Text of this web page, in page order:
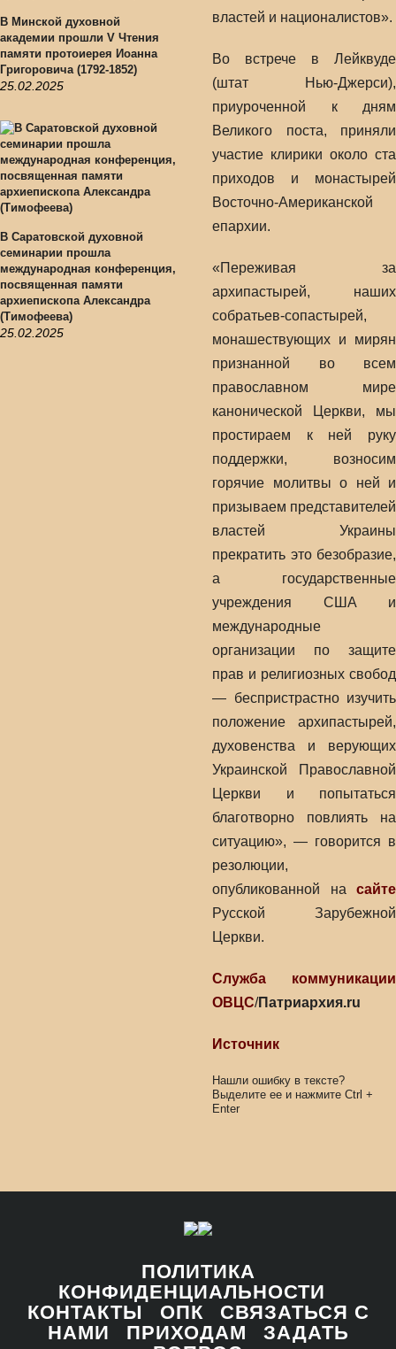
В Минской духовной
академии прошли V Чтения
памяти протоиерея Иоанна
Григоровича (1792-1852)
25.02.2025
В Саратовской духовной
семинарии прошла
международная конференция,
посвященная памяти
архиепископа Александра
(Тимофеева)
25.02.2025
властей и националистов».
Во встрече в Лейквуде
(штат Нью-Джерси),
приуроченной к дням
Великого поста, приняли
участие клирики около ста
приходов и монастырей
Восточно-Американской
епархии.
«Переживая за
архипастырей, наших
собратьев-сопастырей,
монашествующих и мирян
признанной во всем
православном мире
канонической Церкви, мы
простираем к ней руку
поддержки, возносим
горячие молитвы о ней и
призываем представителей
властей Украины
прекратить это безобразие,
а государственные
учреждения США и
международные
организации по защите
прав и религиозных свобод
— беспристрастно изучить
положение архипастырей,
духовенства и верующих
Украинской Православной
Церкви и попытаться
благотворно повлиять на
ситуацию», — говорится в
резолюции,
опубликованной на сайте
Русской Зарубежной
Церкви.
Служба коммуникации
ОВЦС/Патриархия.ru
Источник
Нашли ошибку в тексте?
Выделите ее и нажмите Ctrl +
Enter
ПОЛИТИКА
КОНФИДЕНЦИАЛЬНОСТИ
КОНТАКТЫ
ОПК
СВЯЗАТЬСЯ С
НАМИ
ПРИХОДАМ
ЗАДАТЬ